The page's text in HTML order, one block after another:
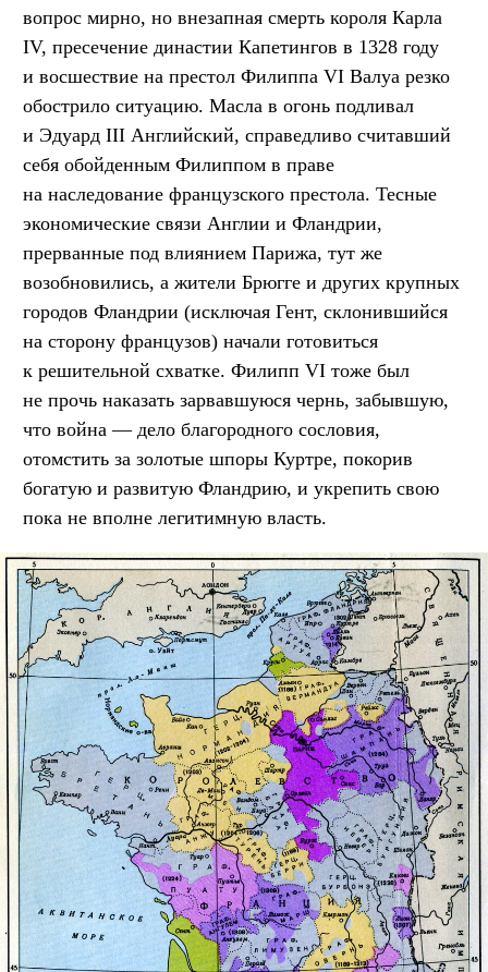
вопрос мирно, но внезапная смерть короля Карла
IV, пресечение династии Капетингов в 1328 году
и восшествие на престол Филиппа VI Валуа резко
обострило ситуацию. Масла в огонь подливал
и Эдуард III Английский, справедливо считавший
себя обойденным Филиппом в праве
на наследование французского престола. Тесные
экономические связи Англии и Фландрии,
прерванные под влиянием Парижа, тут же
возобновились, а жители Брюгге и других крупных
городов Фландрии (исключая Гент, склонившийся
на сторону французов) начали готовиться
к решительной схватке. Филипп VI тоже был
не прочь наказать зарвавшуюся чернь, забывшую,
что война — дело благородного сословия,
отомстить за золотые шпоры Куртре, покорив
богатую и развитую Фландрию, и укрепить свою
пока не вполне легитимную власть.